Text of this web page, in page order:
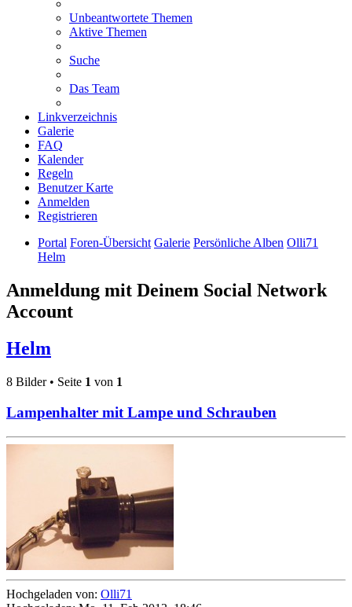
Unbeantwortete Themen
Aktive Themen
Suche
Das Team
Linkverzeichnis
Galerie
FAQ
Kalender
Regeln
Benutzer Karte
Anmelden
Registrieren
Portal Foren-Übersicht Galerie Persönliche Alben Olli71
Helm
Anmeldung mit Deinem Social Network
Account
Helm
8 Bilder • Seite 1 von 1
Lampenhalter mit Lampe und Schrauben
Hochgeladen von: Olli71